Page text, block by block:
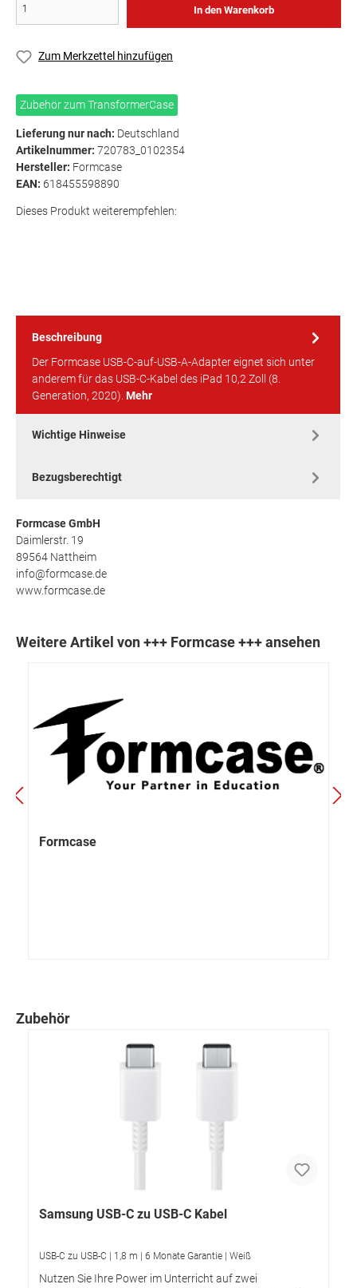
In den Warenkorb
Zum Merkzettel hinzufügen
Zubehör zum TransformerCase
Lieferung nur nach: Deutschland
Artikelnummer: 720783_0102354
Hersteller: Formcase
EAN: 618455598890
Dieses Produkt weiterempfehlen:
Beschreibung
Der Formcase USB-C-auf-USB-A-Adapter eignet sich unter
anderem für das USB-C-Kabel des iPad 10,2 Zoll (8.
Generation, 2020). Mehr
Wichtige Hinweise
Bezugsberechtigt
Formcase GmbH
Daimlerstr. 19
89564 Nattheim
info@formcase.de
www.formcase.de
Weitere Artikel von +++ Formcase +++ ansehen
Formcase
Zubehör
Samsung USB-C zu USB-C Kabel
USB-C zu USB-C | 1,8 m | 6 Monate Garantie | Weiß
Nutzen Sie Ihre Power im Unterricht auf zwei